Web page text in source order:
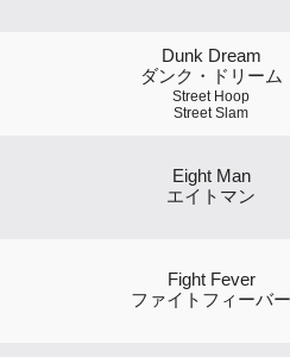
Dunk Dream
ダンク・ドリーム
Street Hoop
Street Slam
Eight Man
エイトマン
Fight Fever
ファイトフィーバー